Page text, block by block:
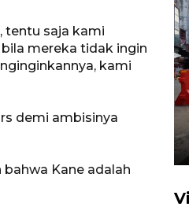
tentu saja kami
mereka tidak ingin
kami
demi ambisinya
Kane adalah